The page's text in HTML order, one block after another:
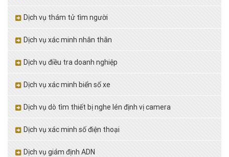
Dịch vụ thám tử tìm người
Dịch vụ xác minh nhân thân
Dịch vụ điều tra doanh nghiệp
Dịch vụ xác minh biển số xe
Dịch vụ dò tìm thiết bị nghe lén định vị camera
Dịch vụ xác minh số điện thoại
Dịch vụ giám định ADN